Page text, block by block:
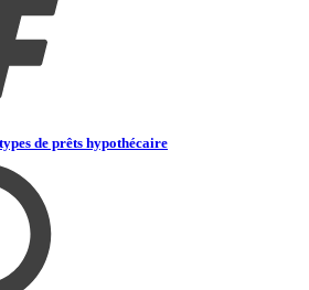
de prêts hypothécaire